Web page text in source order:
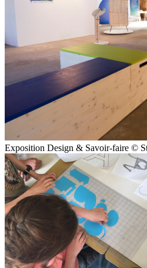
Exposition Design & Savoir-faire ©